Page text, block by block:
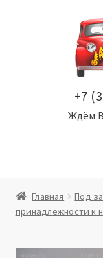
содержимому
+7
Ждём
Витрина
Мой аккаунт
Главная Под
принадлежности к